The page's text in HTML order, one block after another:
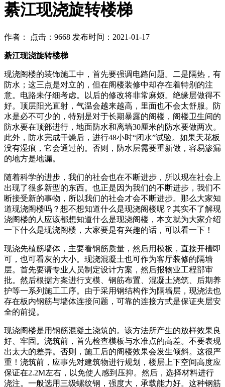
綦江现浇旋转楼梯
作者： 点击：9668 发布时间：2021-01-17
綦江现浇旋转楼梯
现浇阁楼的装饰施工中，首先要强调电路问题。二是隔热，有
防水；这三点是对立的，但在阁楼装修中却存在着特别的注
意。电路未仔细考虑。以后的修改将非常麻烦。绝缘层做得不
好。顶层阳光直射，气温会越来越高，里面也不会太舒服。防
水是必不可少的，特别是对于长期暴露的阁楼，阁楼卫生间的
防水要在顶部进行，地面防水和离墙30厘米的防水要做两次。
此外，防水完成干燥后，进行48小时“闭水”试验。如果天花板
没有湿痕，它会通过的。否则，防水层需要重新做，容易渗漏
的地方是地漏。
随着科学的进步，我们的社会也在不断进步，所以现在社会上
出现了很多新型的东西。也正是因为我们的不断进步，我们不
断接受新的事物，所以我们的社会才会不断进步。那么大家知
道现浇阁楼吗？想不想知道什么是现浇阁楼呢？其实不了解现
浇阁楼的人应该都想知道什么是现浇阁楼，本文就为大家介绍
一下什么是现浇阁楼，大家要是有兴趣的话，可以看一下！
现浇先植筋墙体，主要看钢筋质量，然后用模板，直接开槽即
可，也可看灰的大小。现浇混凝土也可作为客厅装修的隔墙
层。首先要请专业人员制定设计方案，然后报物业工程部审
批。然后根据方案进行支模、钢筋布置、混凝土浇筑、后期养
护等一系列施工工序。由于采用钢结构作为隔墙层，现浇法也
存在板内钢筋与墙体连接问题，可靠的连接方式是保证夹层安
全的前提。
现浇阁楼是用钢筋混凝土浇筑的。该方法所产生的放样效果良
好、牢固。浇筑前，首先检查模板与水准点的高差。不要表现
出太大的差异。否则，施工后的阁楼效果会发生倾斜。这很严
重！浇筑前，应事先对建筑物进行规划，楼层上下空间高度应
保证在2.2M左右，以免使人感到压抑。然后，选择材料进行
浇注。一般选用三级螺纹钢，强度大，承载能力好。这种钢筋